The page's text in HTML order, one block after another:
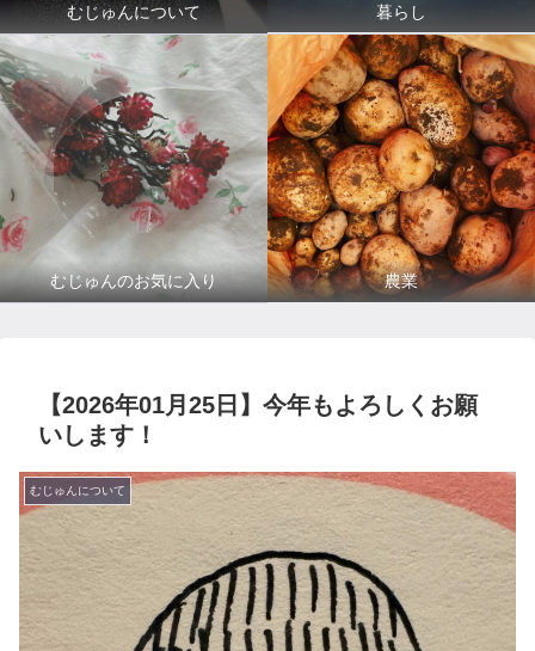
むじゅんについて 暮らし
むじゅんのお気に入り 農業
【2026年01月25日】今年もよろしくお願
いします！
むじゅんについて